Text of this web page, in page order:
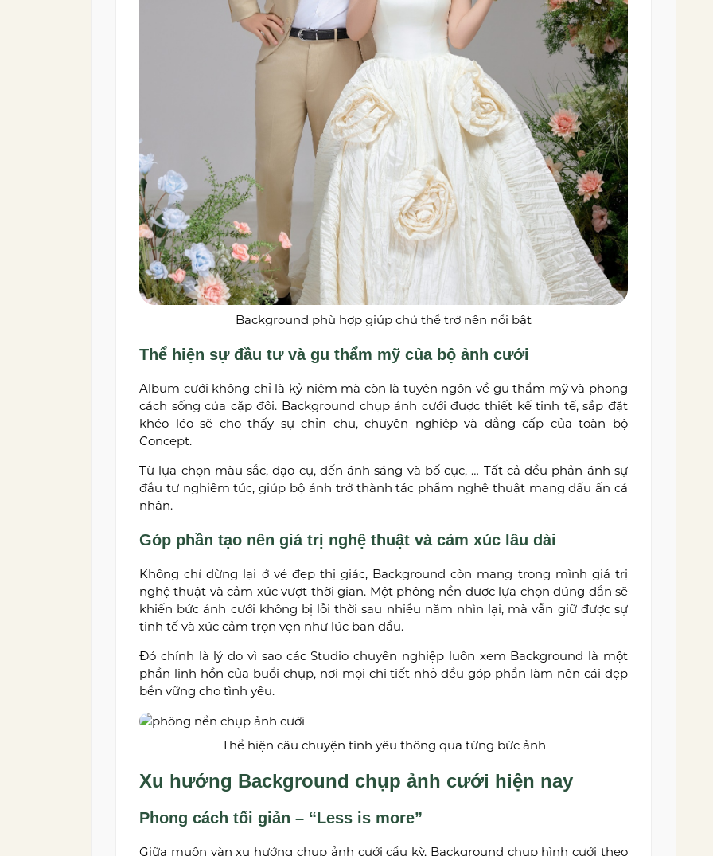
Background phù hợp giúp chủ thể trở nên nổi bật
Thể hiện sự đầu tư và gu thẩm mỹ của bộ ảnh cưới
Album cưới không chỉ là kỷ niệm mà còn là tuyên ngôn về gu thẩm mỹ và phong
cách sống của cặp đôi. Background chụp ảnh cưới được thiết kế tinh tế, sắp đặt
khéo léo sẽ cho thấy sự chỉn chu, chuyên nghiệp và đẳng cấp của toàn bộ
Concept.
Từ lựa chọn màu sắc, đạo cụ, đến ánh sáng và bố cục, … Tất cả đều phản ánh sự
đầu tư nghiêm túc, giúp bộ ảnh trở thành tác phẩm nghệ thuật mang dấu ấn cá
nhân.
Góp phần tạo nên giá trị nghệ thuật và cảm xúc lâu dài
Không chỉ dừng lại ở vẻ đẹp thị giác, Background còn mang trong mình giá trị
nghệ thuật và cảm xúc vượt thời gian. Một phông nền được lựa chọn đúng đắn sẽ
khiến bức ảnh cưới không bị lỗi thời sau nhiều năm nhìn lại, mà vẫn giữ được sự
tinh tế và xúc cảm trọn vẹn như lúc ban đầu.
Đó chính là lý do vì sao các Studio chuyên nghiệp luôn xem Background là một
phần linh hồn của buổi chụp, nơi mọi chi tiết nhỏ đều góp phần làm nên cái đẹp
bền vững cho tình yêu.
Thể hiện câu chuyện tình yêu thông qua từng bức ảnh
Xu hướng Background chụp ảnh cưới hiện nay
Phong cách tối giản – “Less is more”
Giữa muôn vàn xu hướng chụp ảnh cưới cầu kỳ, Background chụp hình cưới theo